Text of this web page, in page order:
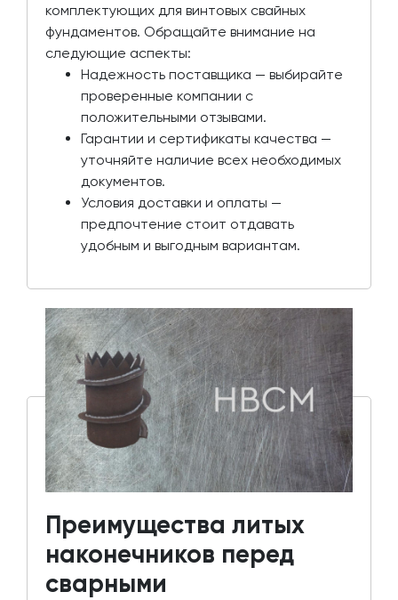
комплектующих для винтовых свайных
фундаментов. Обращайте внимание на
следующие аспекты:
Надежность поставщика — выбирайте
проверенные компании с
положительными отзывами.
Гарантии и сертификаты качества —
уточняйте наличие всех необходимых
документов.
Условия доставки и оплаты —
предпочтение стоит отдавать
удобным и выгодным вариантам.
Преимущества литых
наконечников перед
сварными